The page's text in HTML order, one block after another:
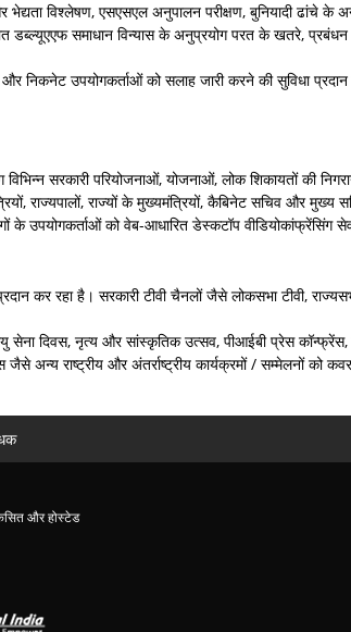
विश्लेषण, एसएसएल अनुपालन परीक्षण, बुनियादी ढांचे के
डब्ल्यूएएफ समाधान विन्यास के अनुप्रयोग परत के खतरे,
निकनेट उपयोगकर्ताओं को सलाह जारी करने की सुविधा
सरकारी परियोजनाओं, योजनाओं, लोक शिकायतों की
राज्यपालों, राज्यों के मुख्यमंत्रियों, कैबिनेट सचिव और मुख्य
के उपयोगकर्ताओं को वेब-आधारित डेस्कटॉप वीडियोकांफ्रेंसिंग
कर रहा है। सरकारी टीवी चैनलों जैसे लोकसभा टीवी,
सेना दिवस, नृत्य और सांस्कृतिक उत्सव, पीआईबी प्रेस
जैसे अन्य राष्ट्रीय और अंतर्राष्ट्रीय कार्यक्रमों / सम्मेलनों को
और होस्टेड